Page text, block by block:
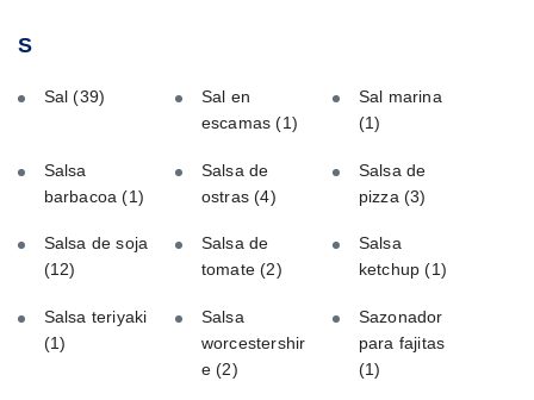
S
Sal(39)
Sal en
escamas(1)
Sal marina
(1)
Salsa
barbacoa(1)
Salsa de
ostras(4)
Salsa de
pizza(3)
Salsa de soja
(12)
Salsa de
tomate(2)
Salsa
ketchup(1)
Salsa teriyaki
(1)
Salsa
worcestershir
e(2)
Sazonador
para fajitas
(1)